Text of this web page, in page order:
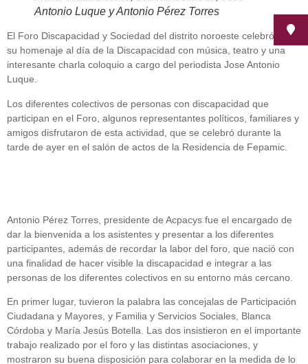
Antonio Luque y Antonio Pérez Torres
El Foro Discapacidad y Sociedad del distrito noroeste celebró ayer
su homenaje al día de la Discapacidad con música, teatro y una
interesante charla coloquio a cargo del periodista Jose Antonio
Luque.
Los diferentes colectivos de personas con discapacidad que
participan en el Foro, algunos representantes políticos, familiares y
amigos disfrutaron de esta actividad, que se celebró durante la
tarde de ayer en el salón de actos de la Residencia de Fepamic.
Antonio Pérez Torres, presidente de Acpacys fue el encargado de
dar la bienvenida a los asistentes y presentar a los diferentes
participantes, además de recordar la labor del foro, que nació con
una finalidad de hacer visible la discapacidad e integrar a las
personas de los diferentes colectivos en su entorno más cercano.
En primer lugar, tuvieron la palabra las concejalas de Participación
Ciudadana y Mayores, y Familia y Servicios Sociales, Blanca
Córdoba y María Jesús Botella. Las dos insistieron en el importante
trabajo realizado por el foro y las distintas asociaciones, y
mostraron su buena disposición para colaborar en la medida de lo